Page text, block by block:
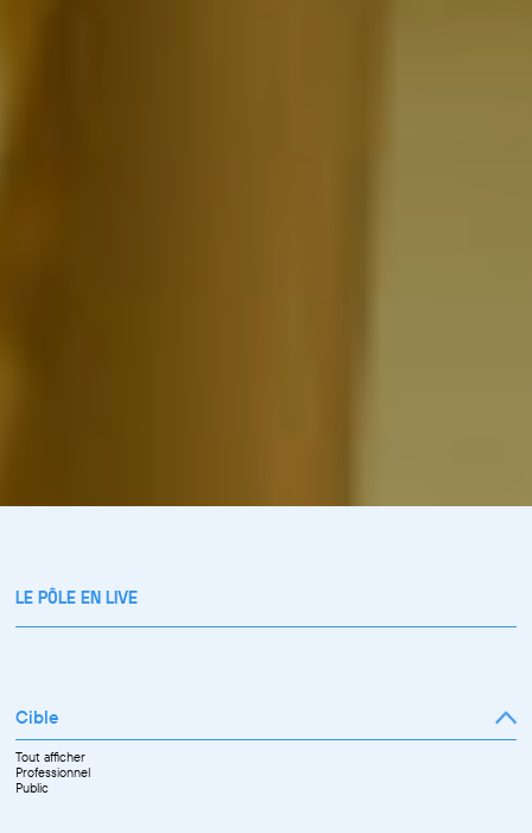
LE PÔLE EN LIVE
Cible
Tout afficher
Professionnel
Public